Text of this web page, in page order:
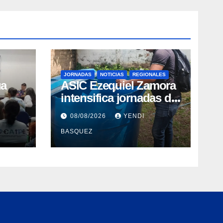
JORNADAS NOTICIAS REGIONALES
ASIC Ezequiel Zamora
intensifica jornadas de
abatización y control
de vectores en
comunidades del
Guárico
08/08/2026 YENDI
BASQUEZ